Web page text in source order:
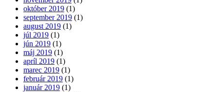
október 2019 (1)
september 2019 (1)
august 2019 (1)
júl 2019 (1)
jún 2019 (1)
máj 2019 (1)
apríl 2019 (1)
marec 2019 (1)
február 2019 (1)
január 2019 (1)